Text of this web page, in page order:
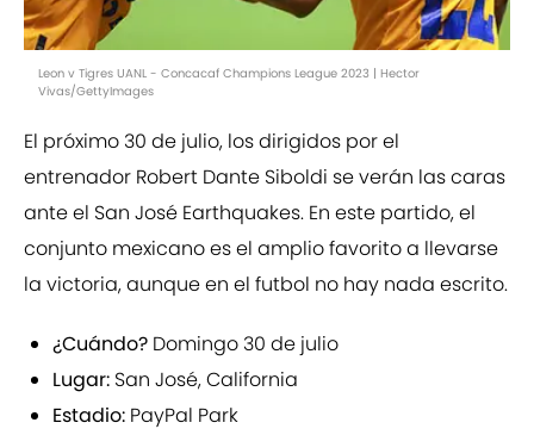
Leon v Tigres UANL - Concacaf Champions League 2023 | Hector
Vivas/GettyImages
El próximo 30 de julio, los dirigidos por el
entrenador Robert Dante Siboldi se verán las caras
ante el San José Earthquakes. En este partido, el
conjunto mexicano es el amplio favorito a llevarse
la victoria, aunque en el futbol no hay nada escrito.
¿Cuándo? Domingo 30 de julio
Lugar: San José, California
Estadio: PayPal Park